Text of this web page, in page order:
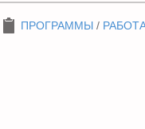
ПРОГРАММЫ /